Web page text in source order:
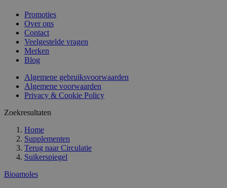
Promoties
Over ons
Contact
Veelgestelde vragen
Merken
Blog
Algemene gebruiksvoorwaarden
Algemene voorwaarden
Privacy & Cookie Policy
Zoekresultaten
Home
Supplementen
Terug naar Circulatie
Suikerspiegel
Bioamoles